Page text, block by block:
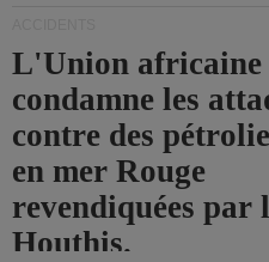
L'Union africaine
condamne les
contre des
en mer Rouge
revendiquées par
Houthis.